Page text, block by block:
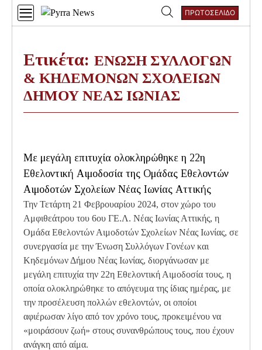
Αναζήτηση
ΠΡΩΤΟΣΕΛΙΔΟ
Ετικέτα: ΕΝΩΣΗ ΣΥΛΛΟΓΩΝ
& ΚΗΔΕΜΟΝΩΝ ΣΧΟΛΕΙΩΝ
ΔΗΜΟΥ ΝΕΑΣ ΙΩΝΙΑΣ
Με μεγάλη επιτυχία ολοκληρώθηκε η 22η
Εθελοντική Αιμοδοσία της Ομάδας Εθελοντών
Αιμοδοτών Σχολείων Νέας Ιωνίας Αττικής
Την Τετάρτη 21 Φεβρουαρίου 2024, στον χώρο του
Αμφιθεάτρου του 6ου ΓΕ.Λ. Νέας Ιωνίας Αττικής, η
Ομάδα Εθελοντών Αιμοδοτών Σχολείων Νέας Ιωνίας, σε
συνεργασία με την Ένωση Συλλόγων Γονέων και
Κηδεμόνων Δήμου Νέας Ιωνίας, διοργάνωσαν με
μεγάλη επιτυχία την 22η Εθελοντική Αιμοδοσία τους, η
οποία ολοκληρώθηκε το απόγευμα της ίδιας ημέρας, με
την προσέλευση πολλών εθελοντών, οι οποίοι
αφιέρωσαν λίγο από τον χρόνο τους, προκειμένου να
«μοιράσουν ζωή» στους συνανθρώπους τους, που έχουν
ανάγκη από αίμα.